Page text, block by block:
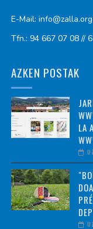
E-Mail: info@zalla.org
Tfn.: 94 667 07 08 //
AZKEN POSTAK
LA